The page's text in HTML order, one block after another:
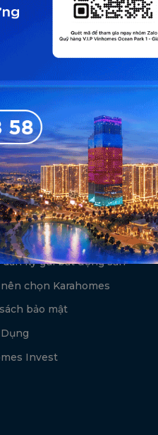
quý khách hàng!
tôi - Karahomes
giao dịch bất động sản
ký gửi bất động sản
chọn Karahomes
bảo mật
Invest